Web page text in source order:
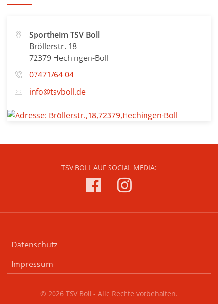
Sportheim TSV Boll
Bröllerstr. 18
72379 Hechingen-Boll
07471/64 04
info@tsvboll.de
TSV BOLL AUF SOCIAL MEDIA:
Datenschutz
Impressum
© 2026 TSV Boll - Alle Rechte vorbehalten.